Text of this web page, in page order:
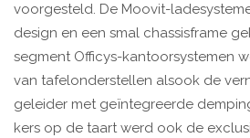
voorgesteld. De Moovit-
design en een smal chassisframe
segment Officys-kantoorsystemen
van tafelonderstellen alsook de
geleider met geïntegreerde
kers op de taart werd ook de